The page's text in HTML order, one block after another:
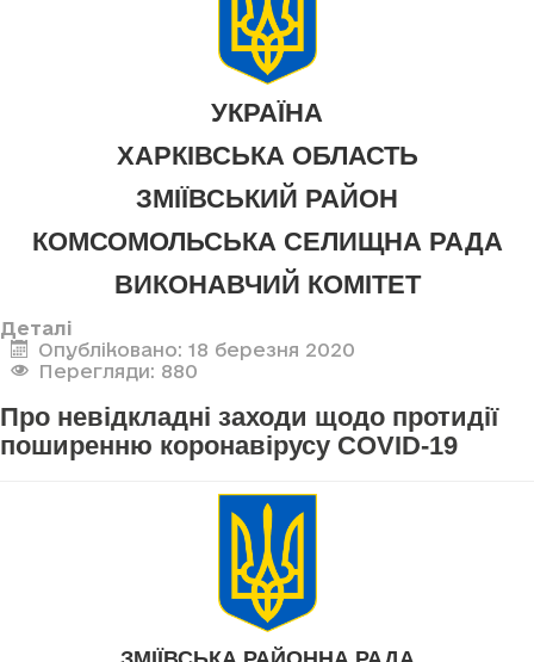
УКРАЇНА
ХАРКІВСЬКА ОБЛАСТЬ
ЗМІЇВСЬКИЙ РАЙОН
КОМСОМОЛЬСЬКА СЕЛИЩНА РАДА
ВИКОНАВЧИЙ КОМІТЕТ
Деталі
Опубліковано: 18 березня 2020
Перегляди: 880
Про невідкладні заходи щодо протидії
поширенню коронавірусу COVID-19